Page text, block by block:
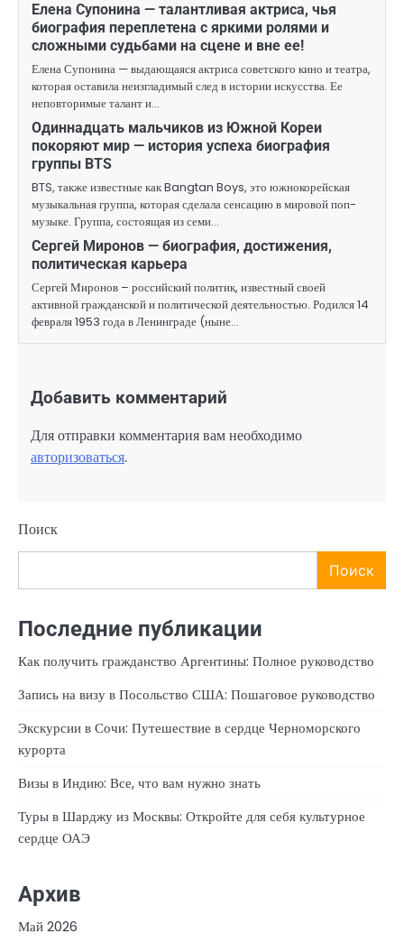
Елена Супонина — талантливая актриса, чья
биография переплетена с яркими ролями и
сложными судьбами на сцене и вне ее!
Елена Супонина — выдающаяся актриса советского кино и театра,
которая оставила неизгладимый след в истории искусства. Ее
неповторимые талант и…
Одиннадцать мальчиков из Южной Кореи
покоряют мир — история успеха биография
группы BTS
BTS, также известные как Bangtan Boys, это южнокорейская
музыкальная группа, которая сделала сенсацию в мировой поп-
музыке. Группа, состоящая из семи…
Сергей Миронов — биография, достижения,
политическая карьера
Сергей Миронов – российский политик, известный своей
активной гражданской и политической деятельностью. Родился 14
февраля 1953 года в Ленинграде (ныне…
Добавить комментарий
Для отправки комментария вам необходимо
авторизоваться.
Поиск
Поиск
Последние публикации
Как получить гражданство Аргентины: Полное руководство
Запись на визу в Посольство США: Пошаговое руководство
Экскурсии в Сочи: Путешествие в сердце Черноморского
курорта
Визы в Индию: Все, что вам нужно знать
Туры в Шарджу из Москвы: Откройте для себя культурное
сердце ОАЭ
Архив
Май 2026